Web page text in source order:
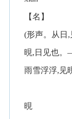
【名】
(形声。从日,
晛,日见也。
雨雪浮浮,见
晛